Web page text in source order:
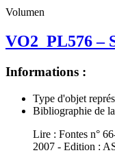
Volumen
VO2_PL576 –
Informations :
Type d'objet
Bibliographie de
Lire : Fontes n°
2007 - Edition :